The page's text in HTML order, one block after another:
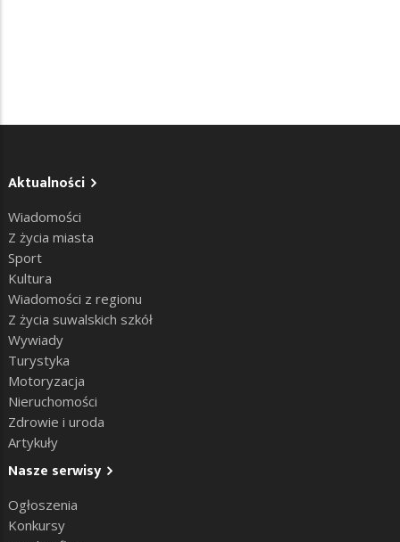
Aktualności
Wiadomości
Z życia miasta
Sport
Kultura
Wiadomości z regionu
Z życia suwalskich szkół
Wywiady
Turystyka
Motoryzacja
Nieruchomości
Zdrowie i uroda
Artykuły
Nasze serwisy
Ogłoszenia
Konkursy